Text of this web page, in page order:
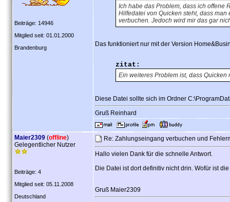
Beiträge: 14946
Mitglied seit: 01.01.2000
Brandenburg
Ich habe das Problem, dass ich offene
Hilfedatei von Quicken steht, dass
verbuchen. Jedoch wird mir das gar
Das funktioniert nur mit der Version
zitat:
Ein weiteres Problem ist, dass
Diese Datei sollte sich im Ordner
Gruß Reinhard
Maier2309 (offline)
Gelegentlicher Nutzer
Beiträge: 4
Mitglied seit: 05.11.2008
Deutschland
Re: Zahlungseingang verbuchen und
Hallo vielen Dank für die schnelle Antwort.
Die Datei ist dort definitiv nicht drin. Wofür ist
Gruß Maier2309